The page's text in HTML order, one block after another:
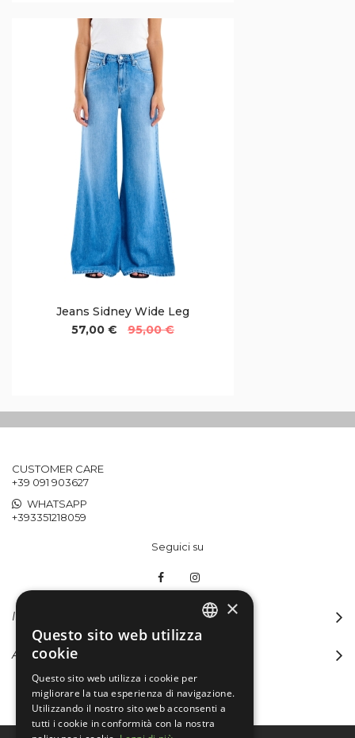
Jeans Sidney Wide Leg
57,00 €
95,00 €
CUSTOMER CARE
+39 091 903627
WHATSAPP
+393351218059
Seguici su
INFORMAZIONI
ACCOUNT
×
Questo sito web utilizza
cookie
Questo sito web utilizza i cookie per
migliorare la tua esperienza di navigazione.
Utilizzando il nostro sito web acconsenti a
tutti i cookie in conformità con la nostra